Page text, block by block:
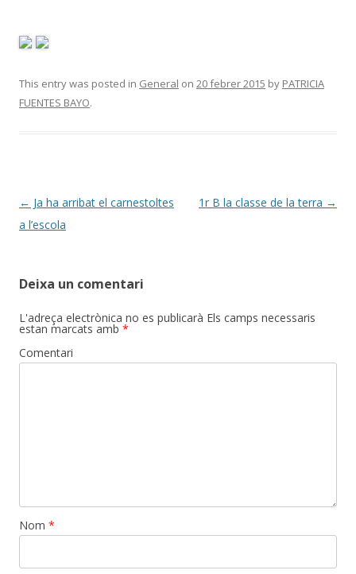
This entry was posted in General on 20 febrer 2015 by PATRICIA
FUENTES BAYO.
Post
navigation
← Ja ha arribat el carnestoltes
a l’escola
1r B la classe de la terra →
Deixa un comentari
L'adreça electrònica no es publicarà Els camps necessaris
estan marcats amb *
Comentari
Nom *